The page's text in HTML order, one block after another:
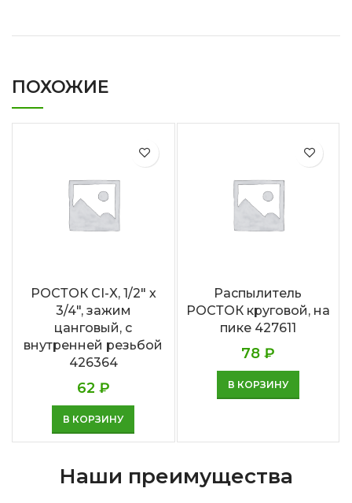
ПОХОЖИЕ
РОСТОК CI-X, 1/2″ х
3/4″, зажим
цанговый, с
внутренней резьбой
426364
62 ₽
В КОРЗИНУ
Распылитель
РОСТОК круговой, на
пике 427611
78 ₽
В КОРЗИНУ
Наши преимущества